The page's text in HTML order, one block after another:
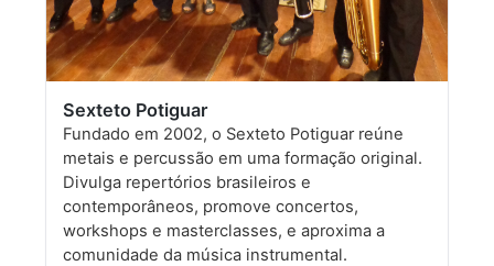
Sexteto Potiguar
Fundado em 2002, o Sexteto Potiguar reúne
metais e percussão em uma formação original.
Divulga repertórios brasileiros e
contemporâneos, promove concertos,
workshops e masterclasses, e aproxima a
comunidade da música instrumental.